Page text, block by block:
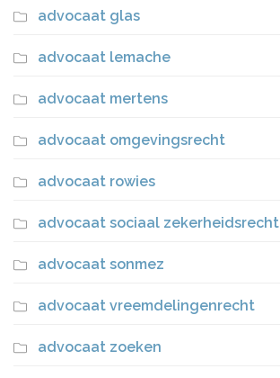
advocaat glas
advocaat lemache
advocaat mertens
advocaat omgevingsrecht
advocaat rowies
advocaat sociaal zekerheidsrecht
advocaat sonmez
advocaat vreemdelingenrecht
advocaat zoeken